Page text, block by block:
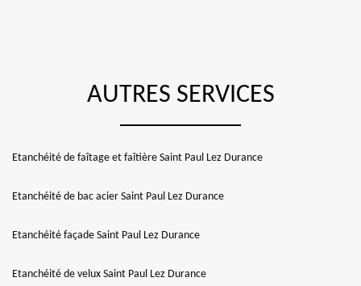
AUTRES SERVICES
Etanchéité de faîtage et faîtière Saint Paul Lez Durance
Etanchéité de bac acier Saint Paul Lez Durance
Etanchéité façade Saint Paul Lez Durance
Etanchéité de velux Saint Paul Lez Durance